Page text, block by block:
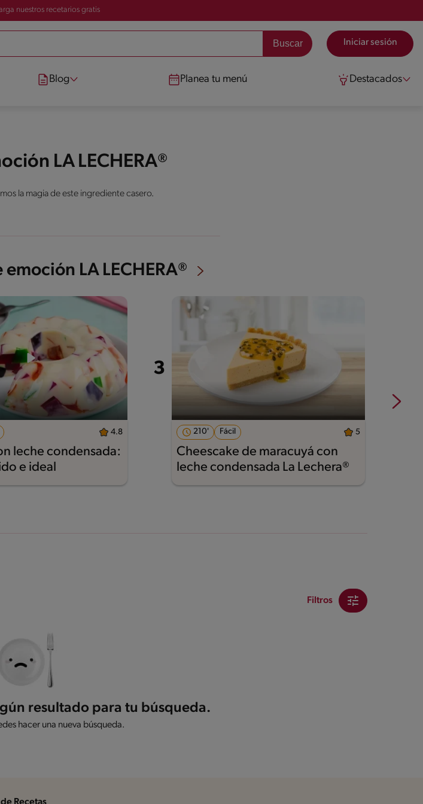
nuestros recetarios gratis
Iniciar sesión
Blog Planea tu menú Destacados
LA LECHERA®
la magia de este ingrediente casero.
LA LECHERA®
4.8
leche condensada:
e ideal
210' Fácil 5
Cheescake de maracuyá con
leche condensada La Lechera®
Filtros
resultado para tu búsqueda.
hacer una nueva búsqueda.
Recetas